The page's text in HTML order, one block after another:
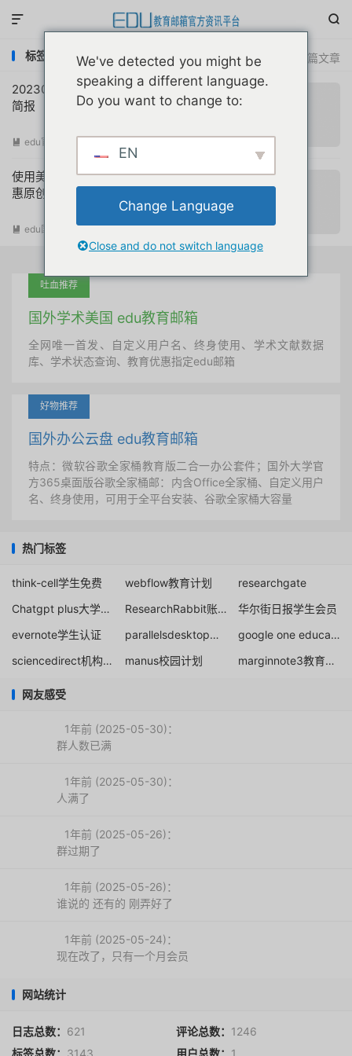


共 2 篇文章
标签：国航学生票
20230924互联网教育优惠申请注册动态
简报
 edu官方简报
使用美国edu邮箱免费认证中国国航学生优
惠原创教程
 edu国内优惠 阅读(8237)
吐血推荐
国外学术美国 edu教育邮箱
全网唯一首发、自定义用户名、终身使用、学术文献数据
库、学术状态查询、教育优惠指定edu邮箱
好物推荐
国外办公云盘 edu教育邮箱
特点：微软谷歌全家桶教育版二合一办公套件；国外大学官
方365桌面版谷歌全家桶邮：内含Office全家桶、自定义用户
名、终身使用，可用于全平台安装、谷歌全家桶大容量
热门标签
think-cell学生免费 webflow教育计划
researchgate
Chatgpt plus大学生免费
ResearchRabbit账号注册
华尔街日报学生会员
evernote学生认证
parallelsdesktop教育优惠
google one education discount
sciencedirect机构邮箱账号
manus校园计划 marginnote3教育优惠申请
网友感受
1年前 (2025-05-30)：
群人数已满
1年前 (2025-05-30)：
人满了
1年前 (2025-05-26)：
群过期了
1年前 (2025-05-26)：
谁说的 还有的 刚弄好了
1年前 (2025-05-24)：
现在改了，只有一个月会员
网站统计
日志总数： 621 评论总数： 1246
标签总数： 3143 用户总数： 1
We've detected you might be
speaking a different language.
Do you want to change to:
EN
Change Language
Close and do not switch language